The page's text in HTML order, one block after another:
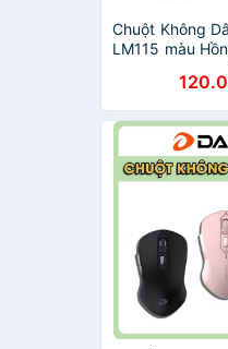
Chuột Không
LM115 màu